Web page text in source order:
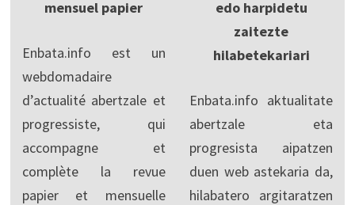
mensuel papier
Enbata.info est un
webdomadaire
d’actualité abertzale et
progressiste, qui
accompagne et
complète la revue
papier et mensuelle
edo harpidetu
zaitezte
hilabetekariari
Enbata.info aktualitate
abertzale eta
progresista aipatzen
duen web astekaria da,
hilabatero argitaratzen